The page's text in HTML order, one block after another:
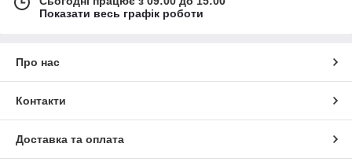
Показати весь графік роботи
Про нас
Контакти
Доставка та оплата